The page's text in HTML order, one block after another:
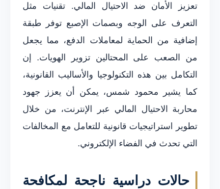
تعزيز الأمان ضد الاحتيال المالي. تقنيات مثل
التعرف على الوجه وبصمات الإصبع توفر طبقة
إضافية من الحماية لمعاملات الدفع، مما يجعل
من الصعب على المحتالين تزوير الهويات. إن
التكامل بين هذه التكنولوجيا والأساليب القانونية،
كما يشير محمود شمس، يمكن أن يعزز جهود
محاربة الاحتيال المالي عبر الإنترنت، من خلال
تطوير استراتيجيات قانونية للتعامل مع المخالفات
التي تحدث في الفضاء الإلكتروني.
حالات دراسية ناجحة لمكافحة